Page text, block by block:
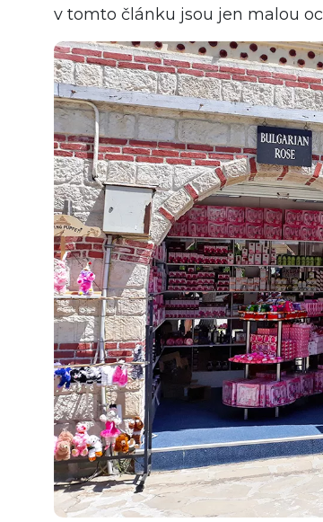
v tomto článku jsou jen malou